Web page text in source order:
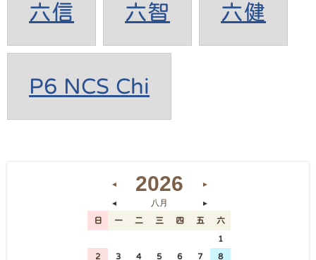
六信 六智 六健
P6 NCS Chi
◄ 2026 ►
◄ 八月 ►
日 一 二 三 四 五 六
1
2 3 4 5 6 7 8